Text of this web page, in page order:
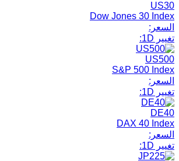
US30
Dow Jones 30 Index
السعر:
تغيير 1D:
US500
S&P 500 Index
السعر:
تغيير 1D:
DE40
DAX 40 Index
السعر:
تغيير 1D: